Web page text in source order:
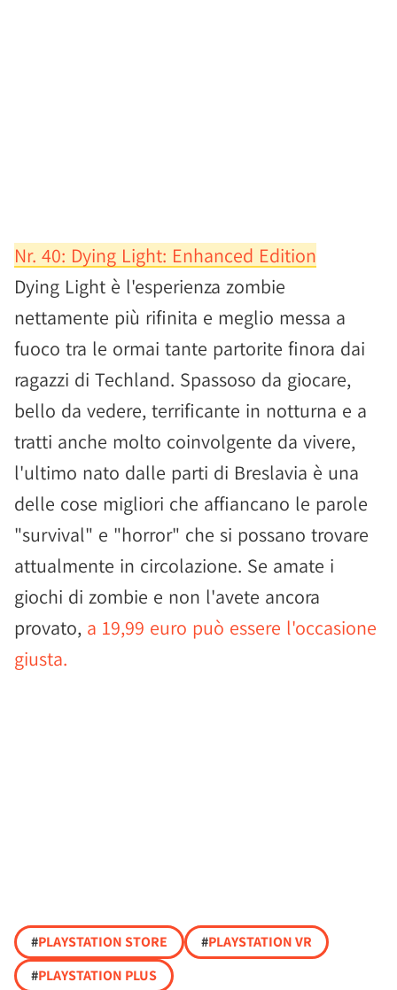
Nr. 40: Dying Light: Enhanced Edition
Dying Light è l'esperienza zombie
nettamente più rifinita e meglio messa a
fuoco tra le ormai tante partorite finora dai
ragazzi di Techland. Spassoso da giocare,
bello da vedere, terrificante in notturna e a
tratti anche molto coinvolgente da vivere,
l'ultimo nato dalle parti di Breslavia è una
delle cose migliori che affiancano le parole
"survival" e "horror" che si possano trovare
attualmente in circolazione. Se amate i
giochi di zombie e non l'avete ancora
provato, a 19,99 euro può essere l'occasione
giusta.
#PLAYSTATION STORE #PLAYSTATION VR
#PLAYSTATION PLUS